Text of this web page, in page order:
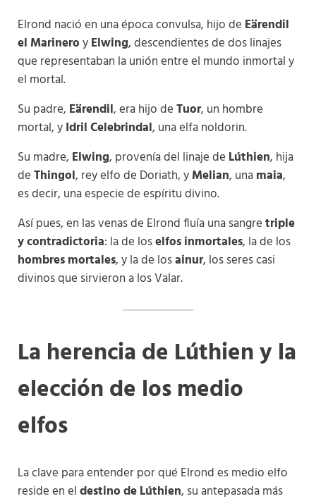
Elrond nació en una época convulsa, hijo de Eärendil
el MarineroyElwing, descendientes de dos linajes
que representaban la unión entre el mundo inmortal y
el mortal.
Su padre, Eärendil, era hijo deTuor, un hombre
mortal, yIdril Celebrindal, una elfa noldorin.
Su madre, Elwing, provenía del linaje de Lúthien, hija
deThingol, rey elfo de Doriath, yMelian, unamaia,
es decir, una especie de espíritu divino.
Así pues, en las venas de Elrond fluía una sangretriple
y contradictoria: la de loselfos inmortales, la de los
hombres mortales, y la de losainur, los seres casi
divinos que sirvieron a los Valar.
La herencia de Lúthien y la
elección de los medio
elfos
La clave para entender por qué Elrond es medio elfo
reside en eldestino de Lúthien, su antepasada más